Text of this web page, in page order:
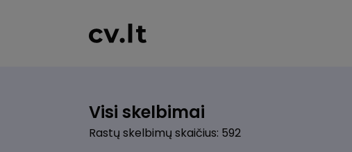
Visi skelbimai
Rastų skelbimų skaičius: 592